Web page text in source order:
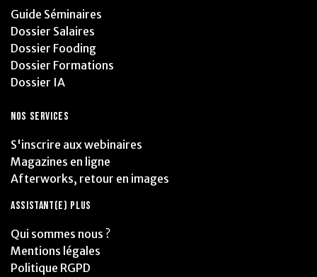
Guide Séminaires
Dossier Salaires
Dossier Fooding
Dossier Formations
Dossier IA
NOS SERVICES
S'inscrire aux webinaires
Magazines en ligne
Afterworks, retour en images
ASSISTANT(E) PLUS
Qui sommes nous ?
Mentions légales
Politique RGPD